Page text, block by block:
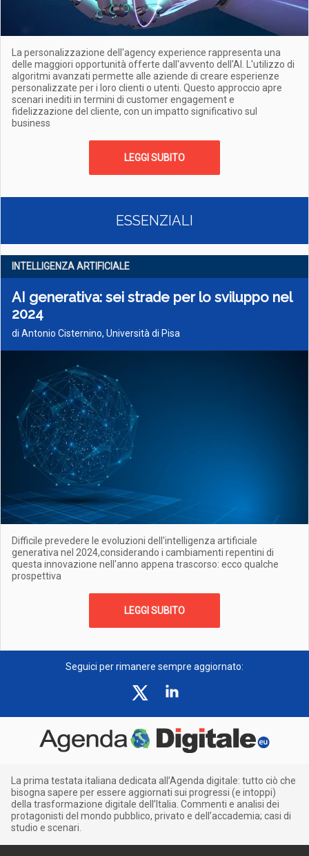
La personalizzazione dell'agency experience rappresenta una
delle maggiori opportunità offerte dall'avvento dell'AI. L'utilizzo di
algoritmi avanzati permette alle aziende di creare esperienze
personalizzate per i loro clienti o utenti. Questo approccio apre
scenari inediti in termini di customer engagement e
fidelizzazione del cliente, con un impatto significativo sul
business
LEGGI SUBITO
ESSENZIALI
INTELLIGENZA ARTIFICIALE
AI generativa: sei strade per lo sviluppo nel
2024
di Antonio Cisternino, Università di Pisa
Difficile prevedere le evoluzioni dell'intelligenza artificiale
generativa nel 2024,considerando i cambiamenti repentini di
questa innovazione nell'anno appena trascorso: ecco qualche
prospettiva
LEGGI SUBITO
Seguici per rimanere sempre aggiornato:
La prima testata italiana dedicata all’Agenda digitale: tutto ciò che
bisogna sapere per essere aggiornati sui progressi (e intoppi)
della trasformazione digitale dell’Italia. Commenti e analisi dei
protagonisti del mondo pubblico, privato e dell’accademia; casi di
studio e scenari.